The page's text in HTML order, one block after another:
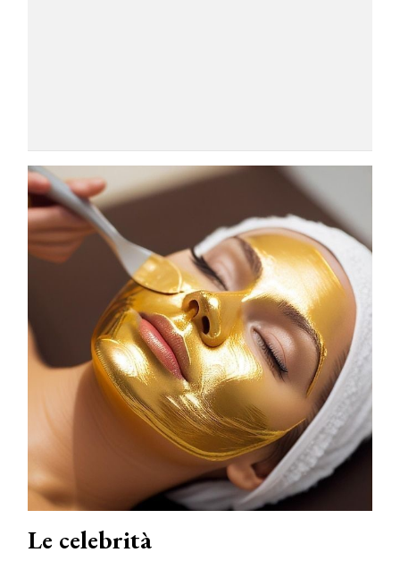
Le celebrità